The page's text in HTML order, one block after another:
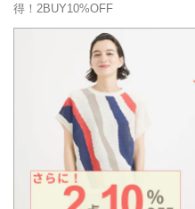
得！2BUY10%OFF